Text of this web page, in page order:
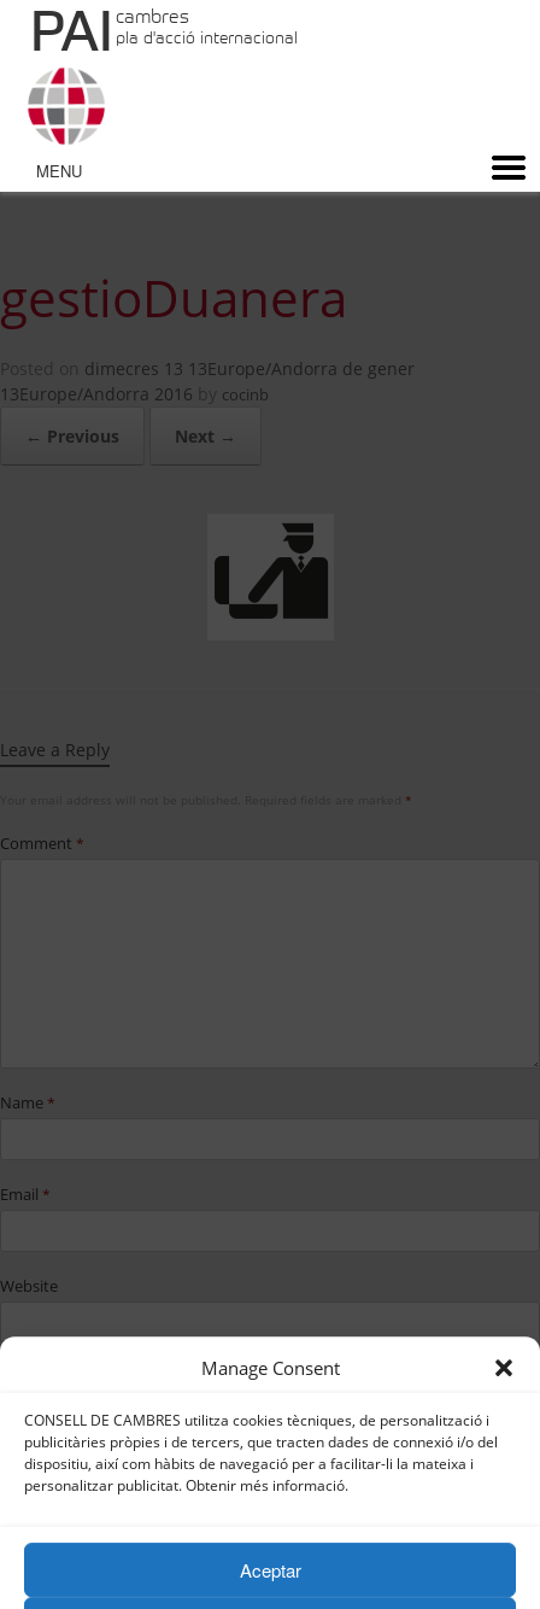
Manage Consent
CONSELL DE CAMBRES utilitza cookies tècniques, de personalització i
publicitàries pròpies i de tercers, que tracten dades de connexió i/o del
dispositiu, així com hàbits de navegació per a facilitar-li la mateixa i
personalitzar publicitat. Obtenir més informació.
Aceptar
PAI cambres
pla d'acció internacional
gestioDuanera
Posted on dimecres 13 13Europe/Andorra de gener
13Europe/Andorra 2016 by cocinb
← Previous Next →
Leave a Reply
*
Comment *
Name *
Email *
Website
Save my name, email, and website in
comment.